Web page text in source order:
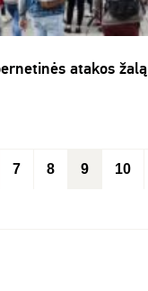
atakos žalą
7 8 9 10